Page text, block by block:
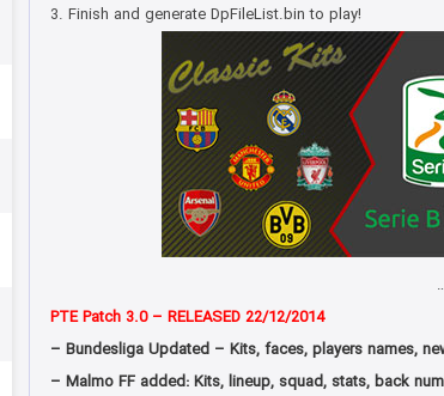
3. Finish and generate DpFileList.bin to play!
PTE Patch 3.0 – RELEASED 22/12/2014
– Bundesliga Updated – Kits, faces, players names,
– Malmo FF added: Kits, lineup, squad, stats, back